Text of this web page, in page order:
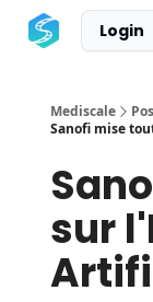
Login
Mediscale
Sanofi mise
sur